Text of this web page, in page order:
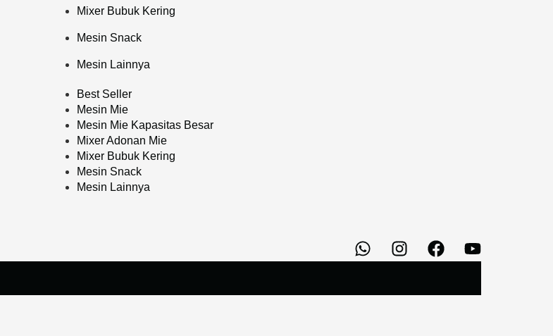
Mixer Bubuk Kering
Mesin Snack
Mesin Lainnya
Best Seller
Mesin Mie
Mesin Mie Kapasitas Besar
Mixer Adonan Mie
Mixer Bubuk Kering
Mesin Snack
Mesin Lainnya